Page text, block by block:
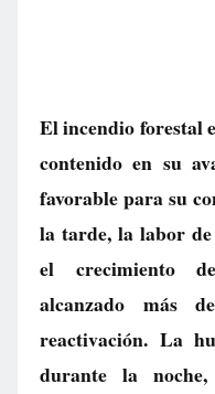
El incendio forestal
contenido en su
favorable para su
la tarde, la labor
el crecimiento
alcanzado más
reactivación. La
durante la